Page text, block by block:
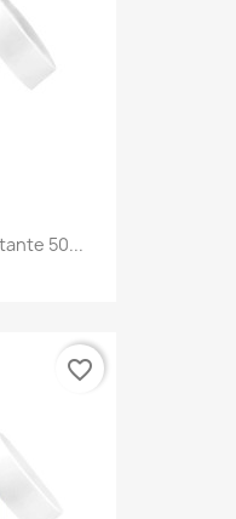
50...
favorite_border